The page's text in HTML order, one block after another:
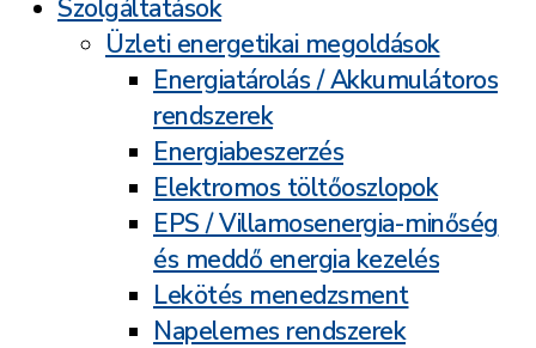
Szolgáltatások
Üzleti energetikai megoldások
Energiatárolás / Akkumulátoros
rendszerek
Energiabeszerzés
Elektromos töltőoszlopok
EPS / Villamosenergia-minőség
és meddő energia kezelés
Lekötés menedzsment
Napelemes rendszerek